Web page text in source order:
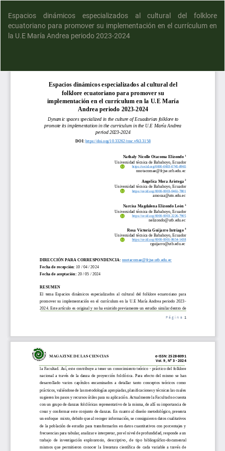
Espacios dinámicos especializados al cultural del folklore
ecuatoriano para promover su implementación en el currículum en
la U.E María Andrea periodo 2023-2024